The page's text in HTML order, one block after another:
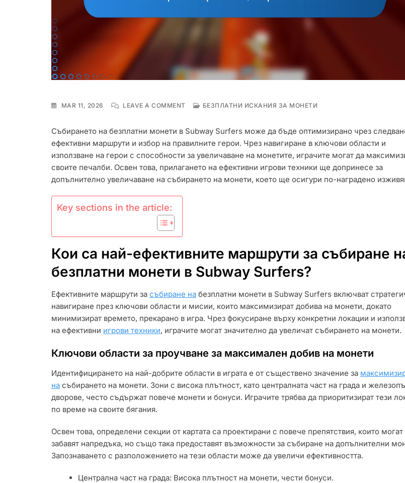
MAR 11, 2026 LEAVE A COMMENTON
ЕФЕКТИВНИ
МАРШРУТИ,
ИЗБОР
ПЕРСОНАЖ,
ИГРОВИ
БЕЗПЛАТНИ ИСКАНИЯ ЗА МОНЕТИ
Събирането на безплатни монети в Subway Surfers може да бъде оптимизирано чрез
ефективни маршрути и избор на правилните герои. Чрез навигиране в ключови области и
използване на герои с способности за увеличаване на монетите, играчите могат да
своите печалби. Освен това, прилагането на ефективни игрови техники ще допринесе за
допълнително увеличаване на събирането на монети, което ще осигури по-наградено
Key sections in the article:
Кои са най-ефективните маршрути за събиране
безплатни монети в Subway Surfers?
Ефективните маршрути за събиране на безплатни монети в Subway Surfers включват
навигиране през ключови области и мисии, които максимизират добива на монети, докато
минимизират времето, прекарано в игра. Чрез фокусиране върху конкретни локации и
на ефективни игрови техники, играчите могат значително да увеличат събирането на монети.
Ключови области за проучване за максимален добив на монети
Идентифицирането на най-добрите области в играта е от съществено значение за
на събирането на монети. Зони с висока плътност, като централната част на града и
дворове, често съдържат повече монети и бонуси. Играчите трябва да приоритизират тези
по време на своите бягания.
Освен това, определени секции от картата са проектирани с повече препятствия, които могат
забавят напредъка, но също така предоставят възможности за събиране на допълнителни
Запознаването с разположението на тези области може да увеличи ефективността.
Централна част на града: Висока плътност на монети, чести бонуси.